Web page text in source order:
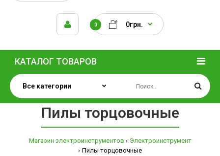
0 0грн.
КАТАЛОГ ТОВАРОВ
Пилы торцовочные
Магазин электроинструментов
Электроинструмент
Пилы торцовочные